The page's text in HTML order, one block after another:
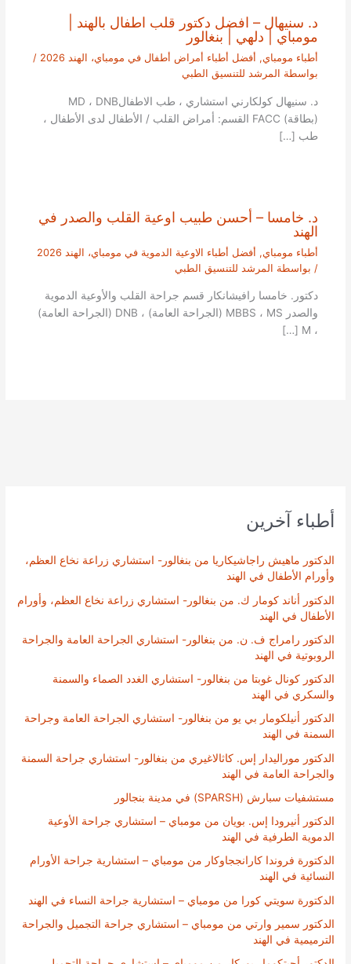
أطباء آخرين
الدكتور ماهيش راجاشيكاريا من بنغالور- استشاري زراعة نخاع العظم،
وأورام الأطفال في الهند
الدكتور أناند كومار ك. من بنغالور- استشاري زراعة نخاع العظم، وأورام
الأطفال في الهند
الدكتور رامراج ف. ن. من بنغالور- استشاري الجراحة العامة والجراحة
الروبوتية في الهند
الدكتور كونال غوبتا من بنغالور- استشاري الغدد الصماء والسمنة
والسكري في الهند
الدكتور أنيلكومار بي يو من بنغالور- استشاري الجراحة العامة وجراحة
السمنة في الهند
الدكتور موراليدار إس. كاثالاغيري من بنغالور- استشاري جراحة السمنة
والجراحة العامة في الهند
مستشفيات سبارش (SPARSH) في مدينة بنجالور
الدكتور أنيرودا إس. بويان من مومباي – استشاري جراحة الأوعية
الدموية الطرفية في الهند
الدكتورة فروندا كارانججاوكار من مومباي – استشارية جراحة الأورام
النسائية في الهند
الدكتورة سويتي كورا من مومباي – استشارية جراحة النساء في الهند
الدكتور سمير وارتي من مومباي – استشاري جراحة التجميل والجراحة
الترميمية في الهند
د. سنيهال – افضل دكتور قلب اطفال بالهند |
مومباي | دلهي | بنغالور
أطباء مومباي, أفضل أطباء أمراض أطفال في مومباي، الهند 2026
/
بواسطة المرشد للتنسيق الطبي
د. سنيهال كولكارني استشاري ، طب الاطفالMD ، DNB
(بطاقة) FACC القسم: أمراض القلب / الأطفال لدى الأطفال ،
طب […]
د. خامسا – أحسن طبيب اوعية القلب والصدر في
الهند
أطباء مومباي, أفضل أطباء الاوعية الدموية في مومباي، الهند 2026
/ بواسطة المرشد للتنسيق الطبي
دكتور. خامسا رافيشانكار قسم جراحة القلب والأوعية الدموية
والصدر MBBS ، MS (الجراحة العامة) ، DNB (الجراحة العامة)
، M […]